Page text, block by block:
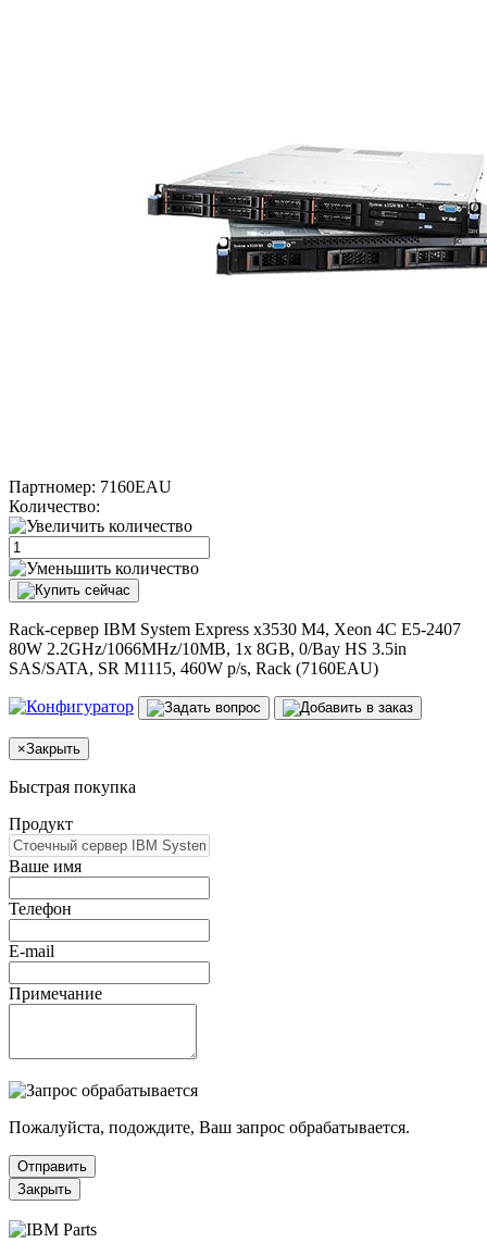
Партномер: 7160EAU
Количество:
Rack-сервер IBM System Express x3530 M4, Xeon 4C E5-2407
80W 2.2GHz/1066MHz/10MB, 1x 8GB, 0/Bay HS 3.5in
SAS/SATA, SR M1115, 460W p/s, Rack (7160EAU)
×Закрыть
Быстрая покупка
Продукт
Ваше имя
Телефон
E-mail
Примечание
Пожалуйста, подождите, Ваш запрос обрабатывается.
Отправить
Закрыть